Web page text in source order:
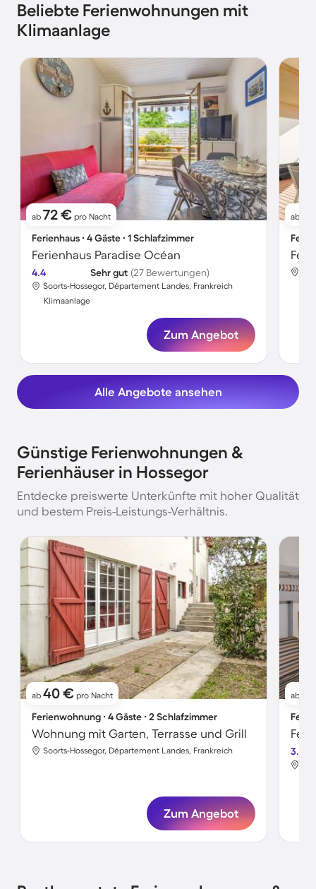
Beliebte Ferienwohnungen mit
Klimaanlage
ab 72 € pro Nacht
Ferienhaus ∙ 4 Gäste ∙ 1 Schlafzimmer
Ferienhaus Paradise Océan
4.4 Sehr gut (27 Bewertungen)
Soorts-Hossegor, Département Landes, Frankreich
Klimaanlage
Zum Angebot
ab
Alle Angebote ansehen
Günstige Ferienwohnungen &
Ferienhäuser in Hossegor
Entdecke preiswerte Unterkünfte mit hoher Qualität
und bestem Preis-Leistungs-Verhältnis.
ab 40 € pro Nacht
Ferienwohnung ∙ 4 Gäste ∙ 2 Schlafzimmer
Wohnung mit Garten, Terrasse und Grill
Soorts-Hossegor, Département Landes, Frankreich
Zum Angebot
ab
3.8